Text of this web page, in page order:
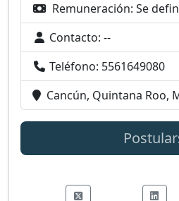
Remuneración: Se
Contacto: --
Teléfono: 5561649080
Cancún, Quintana Roo,